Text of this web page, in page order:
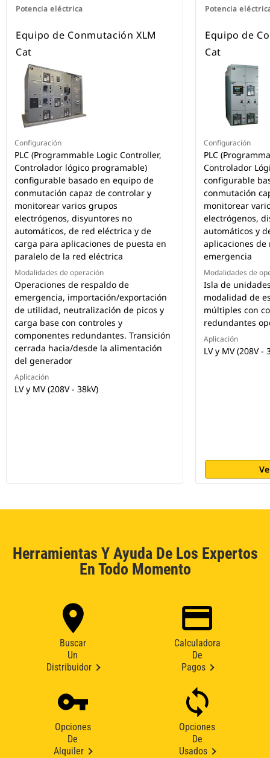
Potencia eléctrica
Equipo de Conmutación XLM
Cat
Configuración
PLC (Programmable Logic Controller,
Controlador lógico programable)
configurable basado en equipo de
conmutación capaz de controlar y
monitorear varios grupos
electrógenos, disyuntores no
automáticos, de red eléctrica y de
carga para aplicaciones de puesta en
paralelo de la red eléctrica
Modalidades de operación
Operaciones de respaldo de
emergencia, importación/exportación
de utilidad, neutralización de picos y
carga base con controles y
componentes redundantes. Transición
cerrada hacia/desde la alimentación
del generador
Aplicación
LV y MV (208V - 38kV)
Potencia
Equipo de
Cat
Configuración
PLC
Controlador
configurable
conmutación
monitorear
electrógenos,
automáticos y
aplicaciones de
emergencia
Modalidades de
Isla de
modalidad de
múltiples con
redundantes
Aplicación
LV y MV (208V -
Herramientas Y Ayuda De Los Expertos
En Todo Momento
Buscar
Un
Distribuidor
Calculadora
De
Pagos
Opciones
De
Alquiler
Opciones
De
Usados